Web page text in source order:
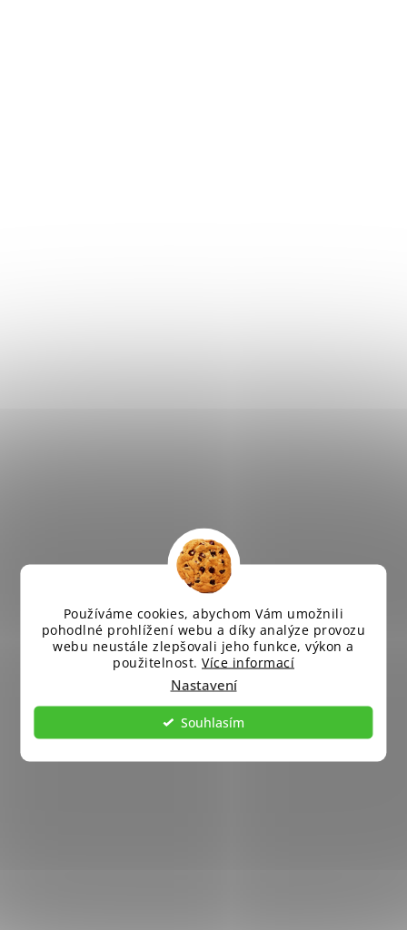
Používáme cookies, abychom Vám umožnili
pohodlné prohlížení webu a díky analýze provozu
webu neustále zlepšovali jeho funkce, výkon a
použitelnost. Více informací
Nastavení
Souhlasím